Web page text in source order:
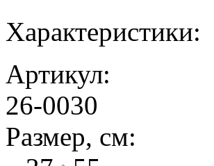
Характеристики:
Артикул:
26-0030
Размер, см: